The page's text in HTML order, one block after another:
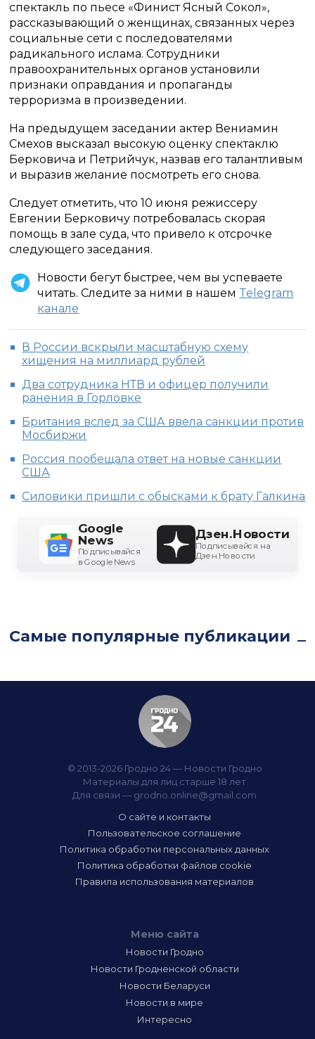
спектакль по пьесе «Финист Ясный Сокол»,
рассказывающий о женщинах, связанных через
социальные сети с последователями
радикального ислама. Сотрудники
правоохранительных органов установили
признаки оправдания и пропаганды
терроризма в произведении.
На предыдущем заседании актер Вениамин
Смехов высказал высокую оценку спектаклю
Берковича и Петрийчук, назвав его талантливым
и выразив желание посмотреть его снова.
Следует отметить, что 10 июня режиссеру
Евгении Берковичу потребовалась скорая
помощь в зале суда, что привело к отсрочке
следующего заседания.
Новости бегут быстрее, чем вы успеваете
читать. Следите за ними в нашем Telegram
канале
В России вскрыли масштабную схему
хищения на миллиард рублей
Два сотрудника НТВ и офицер получили
ранения в Горловке
Британия вслед за США ввела санкции против
Мосбиржи
Россия пообещала ответ на новые санкции
США
Силовики пришли с обысками к брату Галкина
Google
News
Подписывайся
в Google News
Дзен.Новости
Подписывайся на
Дзен.Новости
Самые популярные публикации
© 2013-2026 Гродно 24 — Новости Гродно
Материалы для лиц старше 18 лет
Для связи — grodno.online@gmail.com
О сайте и контакты
Пользовательское соглашение
Политика обработки персональных данных
Политика обработки файлов cookie
Правила использования материалов
Меню сайта
Новости Гродно
Новости Гродненской области
Новости Беларуси
Новости в мире
Интересно